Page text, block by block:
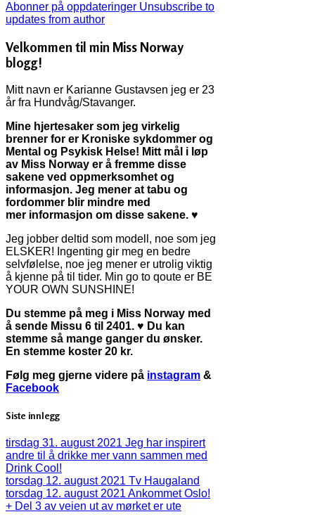
Abonner på oppdateringer Unsubscribe to
updates from author
Velkommen til min Miss Norway
blogg!
Mitt navn er Karianne Gustavsen jeg er 23
år fra Hundvåg/Stavanger.
Mine hjertesaker som jeg virkelig
brenner for er Kroniske sykdommer og
Mental og Psykisk Helse! Mitt mål i løp
av Miss Norway er å fremme disse
sakene ved oppmerksomhet og
informasjon. Jeg mener at tabu og
fordommer blir mindre med
mer informasjon om disse sakene. ♥
Jeg jobber deltid som modell, noe som jeg
ELSKER! Ingenting gir meg en bedre
selvfølelse, noe jeg mener er utrolig viktig
å kjenne på til tider. Min go to qoute er BE
YOUR OWN SUNSHINE!
Du stemme på meg i Miss Norway med
å sende Missu 6 til 2401. ♥ Du kan
stemme så mange ganger du ønsker.
En stemme koster 20 kr.
Følg meg gjerne videre på instagram &
Facebook
Siste innlegg
tirsdag 31. august 2021 Jeg har inspirert
andre til å drikke mer vann sammen med
Drink Cool!
torsdag 12. august 2021 Tv Haugaland
torsdag 12. august 2021 Ankommet Oslo!
+ Del 3 av veien ut av mørket er ute